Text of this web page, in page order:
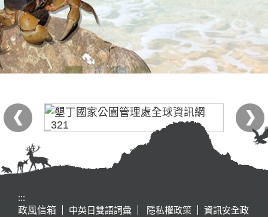
:::
政風信箱
中英日雙語詞彙 隱私權政策
資訊安全政